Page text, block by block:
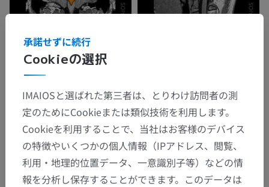
Cookieの選択
承諾せずに続行
IMAIOSと選ばれた第三者は、とりわけ訪問者の測
定のためにCookieまたは類似技術を利用します。
Cookieを利用することで、当社はお客様のデバイス
の特徴やいくつかの個人情報（IPアドレス、閲覧、
利用・地理的位置データ、一意識別子等）などの情
報を分析し保存することができます。このデータは